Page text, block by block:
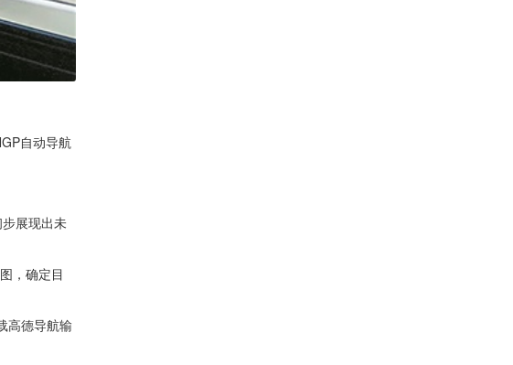
自动导航
展现出未
，确定目
高德导航输